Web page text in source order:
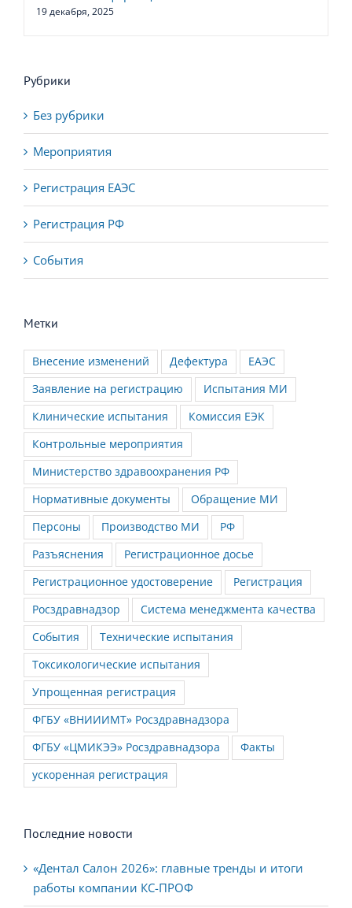
19 декабря, 2025
Рубрики
Без рубрики
Мероприятия
Регистрация ЕАЭС
Регистрация РФ
События
Метки
Внесение изменений Дефектура
ЕАЭС
Заявление на регистрацию
Испытания МИ
Клинические испытания
Комиссия ЕЭК
Контрольные мероприятия
Министерство здравоохранения РФ
Нормативные документы
Обращение МИ
Персоны
Производство МИ
РФ
Разъяснения
Регистрационное досье
Регистрационное удостоверение
Регистрация
Росздравнадзор
Система менеджмента качества
События
Технические испытания
Токсикологические испытания
Упрощенная регистрация
ФГБУ «ВНИИИМТ» Росздравнадзора
ФГБУ «ЦМИКЭЭ» Росздравнадзора
Факты
ускоренная регистрация
Последние новости
«Дентал Салон 2026»: главные тренды и итоги
работы компании КС-ПРОФ